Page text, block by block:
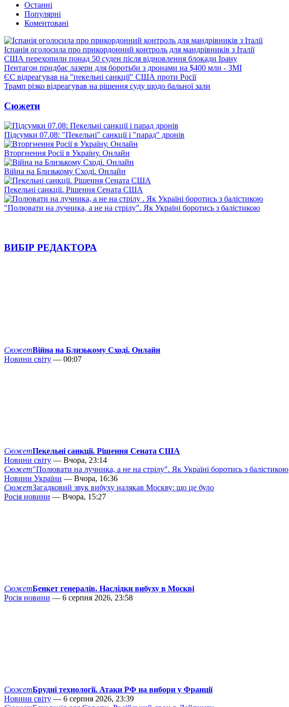
Останні
Популярні
Коментовані
Іспанія оголосила про прикордонний контроль для мандрівників з Італії
США перехопили понад 50 суден після відновлення блокади Ірану
Пентагон придбає лазери для боротьби з дронами на $400 млн - ЗМІ
ЄС відреагував на "пекельні санкції" США проти Росії
Трамп різко відреагував на рішення суду щодо бальної зали
Сюжети
Підсумки 07.08: "Пекельні" санкції і "парад" дронів
Вторгнення Росії в Україну. Онлайн
Війна на Близькому Сході. Онлайн
Пекельні санкції. Рішення Сената США
"Полювати на лучника, а не на стрілу". Як Україні боротись з балістикою
ВИБІР РЕДАКТОРА
СюжетВійна на Близькому Сході. Онлайн
Новини світу — 00:07
СюжетПекельні санкції. Рішення Сената США
Новини світу — Вчора, 23:14
Сюжет"Полювати на лучника, а не на стрілу". Як Україні боротись з балістикою
Новини України — Вчора, 16:36
СюжетЗагадковий звук вибуху налякав Москву: що це було
Росія новини — Вчора, 15:27
СюжетБенкет генералів. Наслідки вибуху в Москві
Росія новини — 6 серпня 2026, 23:58
СюжетБрудні технології. Атаки РФ на вибори у Франції
Новини світу — 6 серпня 2026, 23:39